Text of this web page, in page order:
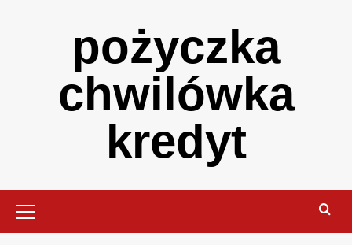
pożyczka
chwilówka
kredyt
Menu